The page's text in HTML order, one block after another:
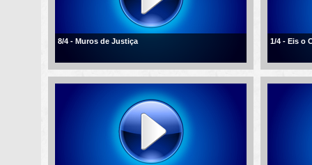
8/4 - Muros de Justiça 1/4 - Eis o